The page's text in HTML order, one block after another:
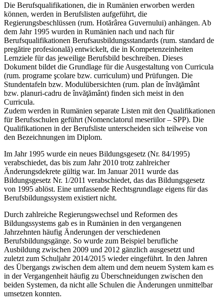
Die Berufsqualifikationen, die in Rumänien erworben werden
können, werden in Berufslisten aufgeführt, die
Regierungsbeschlüssen (rum. Hotărârea Guvernului) anhängen. Ab
dem Jahr 1995 wurden in Rumänien nach und nach für
Berufsqualifikationen Berufsausbildungsstandards (rum. standard de
pregătire profesională) entwickelt, die in Kompetenzeinheiten
Lernziele für das jeweilige Berufsbild beschreiben. Dieses
Dokument bildet die Grundlage für die Ausgestaltung von Curricula
(rum. programe şcolare bzw. curriculum) und Prüfungen. Die
Stundentafeln bzw. Modulübersichten (rum. plan de învăţământ
bzw. planuri-cadru de învăţământ) finden sich meist in den
Curricula.
Zudem werden in Rumänien separate Listen mit den Qualifikationen
für Berufsschulen geführt (Nomenclatorul meseriilor – SPP). Die
Qualifikationen in der Berufsliste unterscheiden sich teilweise von
den Bezeichnungen im Diplom.
Im Jahr 1995 wurde ein neues Bildungsgesetz (Nr. 84/1995)
verabschiedet, das bis zum Jahr 2010 trotz zahlreicher
Änderungsdekrete gültig war. Im Januar 2011 wurde das
Bildungsgesetz Nr. 1/2011 verabschiedet, das das Bildungsgesetz
von 1995 ablöst. Eine umfassende Rechtsgrundlage eigens für das
Berufsbildungssystem existiert nicht.
Durch zahlreiche Regierungswechsel und Reformen des
Bildungssystems gab es in Rumänien in den vergangenen
Jahrzehnten häufig Änderungen der verschiedenen
Berufsbildungsgänge. So wurde zum Beispiel berufliche
Ausbildung zwischen 2009 und 2012 gänzlich ausgesetzt und
zuletzt zum Schuljahr 2014/2015 wieder eingeführt. In den Jahren
des Übergangs zwischen dem altem und dem neuem System kam es
in der Vergangenheit häufig zu Überschneidungen zwischen den
beiden Systemen, da nicht alle Schulen die Änderungen unmittelbar
umsetzen konnten.